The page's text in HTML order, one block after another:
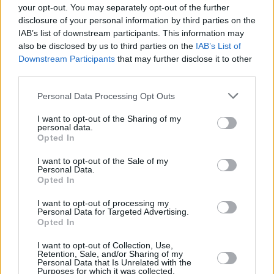
your opt-out. You may separately opt-out of the further
disclosure of your personal information by third parties on the
IAB’s list of downstream participants. This information may
also be disclosed by us to third parties on the IAB’s List of
Downstream Participants that may further disclose it to other
Personal Data Processing Opt Outs
I want to opt-out of the Sharing of my
personal data.
Opted In
I want to opt-out of the Sale of my
Personal Data.
Opted In
I want to opt-out of processing my
Personal Data for Targeted Advertising.
Opted In
I want to opt-out of Collection, Use,
Retention, Sale, and/or Sharing of my
Personal Data that Is Unrelated with the
Purposes for which it was collected.
panorama imprenditoriale italiano. In sostanza: l’Eccellenza con
una visione di lungo periodo. Anche nell’edizione più recente del
BPA, seguendo una tendenza ormai consolidata, abbiamo con
sincera soddisfazione osservato un crescente interesse degli
imprenditori italiani per la sostenibilità, evidenziato dalla
positive a livello sociale ed ambientale delle proprie iniziative
imprenditoriali. L’attenzione verso il benessere dei collaboratori e
in generale verso i portatori di interessi aziendali ha contribuito a
innescare un meccanismo virtuoso con ricadute positive sulla
Società nel suo complesso. Il lavoro di ricerca e analisi svolto
per valutare le performance delle aziende partecipanti ha
imprenditoriale italiano, evidenziando non solo le caratteristiche
legate alle vendite e alla redditività, ma anche l’importanza
riconosciuta alle tematiche ESG. E, lo dico con un senso di
orgoglio, soprattutto da parte degli imprenditori, in modo sincero